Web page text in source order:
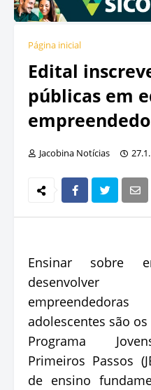
Página inicial
Edital
públicas em
Jacobina Notícias
Ensinar sobre
desenvolver
adolescentes são
Programa
Primeiros Passos
de ensino